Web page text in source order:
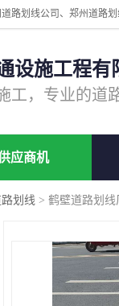
设施工程有
应商机
划线 > 鹤壁道路划线